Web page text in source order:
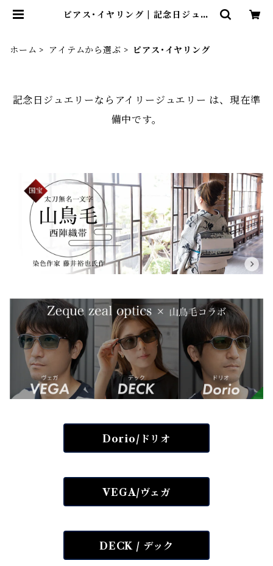
ピアス･イヤリング | 記念日ジュエ
ホーム アイテムから選ぶ ピアス･イヤリング
記念日ジュエリーならアイリージュエリー は、現在準
備中です。
Dorio/ドリオ
VEGA/ヴェガ
DECK / デック